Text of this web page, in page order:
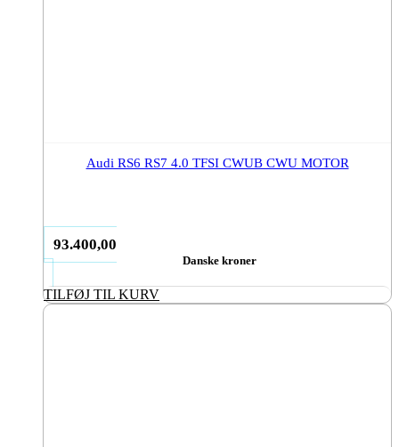
Audi RS6 RS7 4.0 TFSI CWUB CWU MOTOR
93.400,00
Danske kroner
TILFØJ TIL KURV